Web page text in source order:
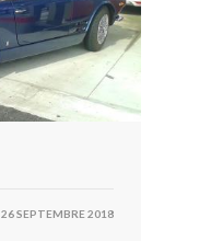
26 SEPTEMBRE 2018